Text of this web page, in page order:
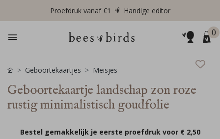
Proefdruk vanaf €1 Handige editor
0
Geboortekaartjes Meisjes
Geboortekaartje landschap zon roze
rustig minimalistisch goudfolie
Bestel gemakkelijk je eerste proefdruk voor € 2,50